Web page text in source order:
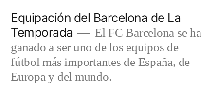
contenido
Equipación del Barcelona de La
Temporada
El FC Barcelona se ha
ganado a ser uno de los equipos de
fútbol más importantes de España, de
Europa y del mundo.